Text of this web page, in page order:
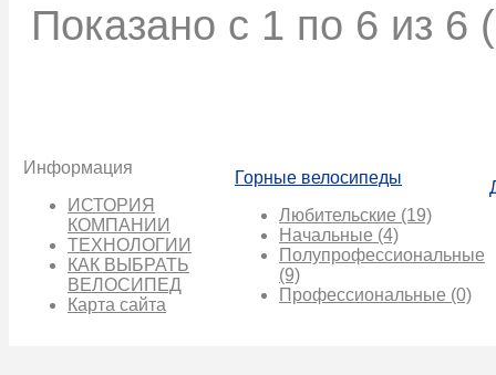
Показано с 1 по 6 из 6
Информация
ИСТОРИЯ
КОМПАНИИ
ТЕХНОЛОГИИ
КАК ВЫБРАТЬ
ВЕЛОСИПЕД
Карта сайта
Горные велосипеды
Любительские (19)
Начальные (4)
Полупрофессиональные
(9)
Профессиональные (0)